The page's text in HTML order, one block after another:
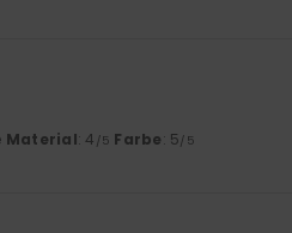
Material: 4 /5 Farbe: 5/5